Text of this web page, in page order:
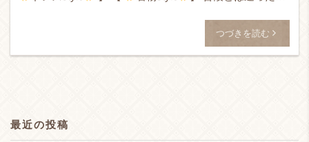
つづきを読む
最近の投稿